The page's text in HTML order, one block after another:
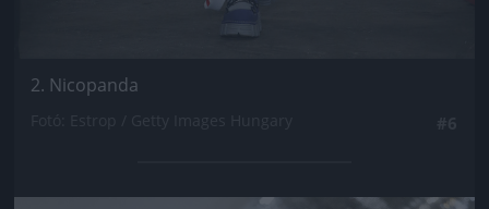
2. Nicopanda